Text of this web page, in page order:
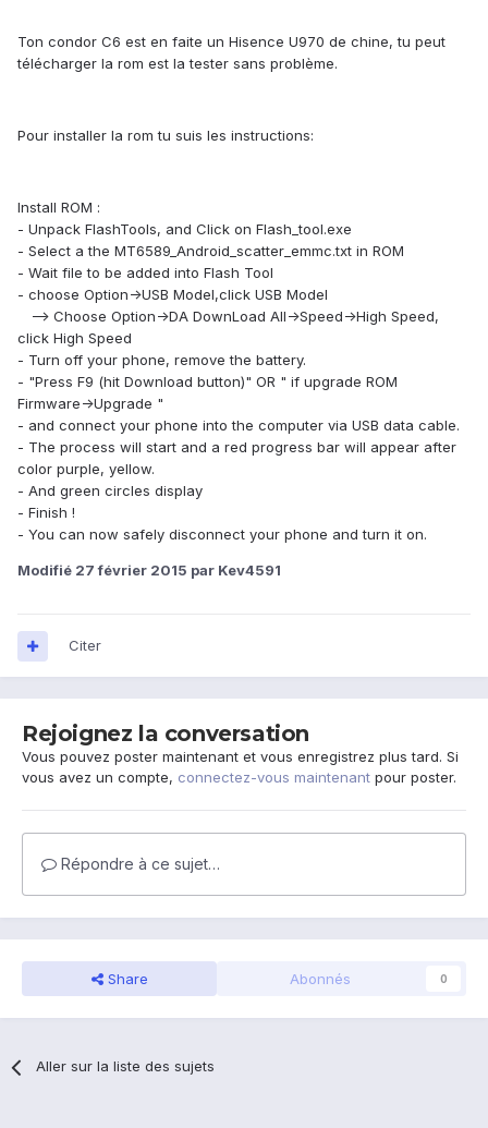
Ton condor C6 est en faite un Hisence U970 de chine, tu peut
télécharger la rom est la tester sans problème.
Pour installer la rom tu suis les instructions:
Install ROM :
- Unpack FlashTools, and Click on Flash_tool.exe
- Select a the MT6589_Android_scatter_emmc.txt in ROM
- Wait file to be added into Flash Tool
- choose Option->USB Model,click USB Model
–> Choose Option->DA DownLoad All->Speed->High Speed,
click High Speed
- Turn off your phone, remove the battery.
- "Press F9 (hit Download button)" OR " if upgrade ROM
Firmware->Upgrade "
- and connect your phone into the computer via USB data cable.
- The process will start and a red progress bar will appear after
color purple, yellow.
- And green circles display
- Finish !
- You can now safely disconnect your phone and turn it on.
Modifié 27 février 2015 par Kev4591
Citer
Rejoignez la conversation
Vous pouvez poster maintenant et vous enregistrez plus tard. Si
vous avez un compte, connectez-vous maintenant pour poster.
Répondre à ce sujet…
Share Abonnés 0
Aller sur la liste des sujets